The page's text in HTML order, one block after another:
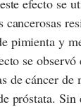
efecto se
pimienta y
se
de cáncer de
próstata. Sin